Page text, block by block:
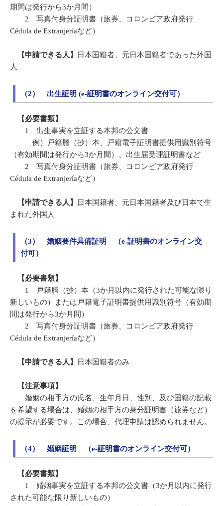
期間は発行から3か月間）
2 写真付身分証明書（旅券、コロンビア政府発行
Cédula de Extranjeríaなど）
【申請できる人】
日本国籍者、元日本国籍者であった外国
人
（2） 出生証明 (e-証明書のオンライン交付可）
【必要書類】
1 出生事実を立証する本邦の公文書
例）戸籍謄（抄）本、戸籍電子証明書提供用識別符号
（有効期間は発行から3か月間）、出生届受理証明書など
2 写真付身分証明書（旅券、コロンビア政府発行
Cédula de Extranjeríaなど）
【申請できる人】
日本国籍者、元日本国籍者及び日本で生
まれた外国人
（3） 婚姻要件具備証明 （e-証明書のオンライン交
付可）
【必要書類】
1 戸籍謄（抄）本（3か月以内に発行された可能な限り
新しいもの）または戸籍電子証明書提供用識別符号（有効期
間は発行から3か月間）
2 写真付身分証明書（旅券、コロンビア政府発行
Cédula de Extranjeríaなど）
【申請できる人】 日本国籍者のみ
【注意事項】
婚姻の相手方の氏名、生年月日、性別、及び国籍の記載
を希望する場合は、婚姻の相手方の身分証明書（旅券など）
の提示が必要です。この場合、代理申請は認められません。
（4） 婚姻証明 （e-証明書のオンライン交付可）
【必要書類】
1 婚姻事実を立証する本邦の公文書（3か月以内に発行
された可能な限り新しいもの）